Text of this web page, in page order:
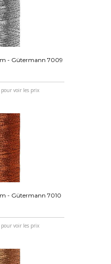
m - Gütermann 7009
voir les prix
- Gütermann 7010
voir les prix